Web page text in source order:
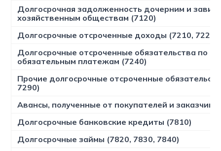
Долгосрочная задолженность дочерним и
хозяйственным обществам (7120)
Долгосрочные отсроченные доходы (7210, 7220,
Долгосрочные отсроченные обязательства по
обязательным платежам (7240)
Прочие долгосрочные отсроченные
7290)
Авансы, полученные от покупателей и
Долгосрочные банковские кредиты (7810)
Долгосрочные займы (7820, 7830, 7840)